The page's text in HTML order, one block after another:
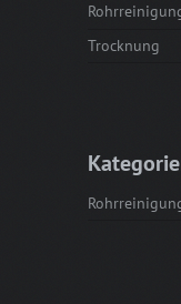
Trocknung